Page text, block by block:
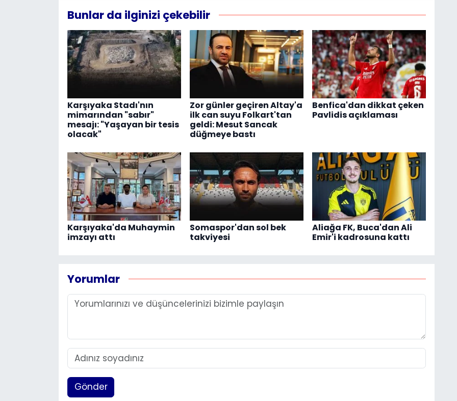
Bunlar da ilginizi çekebilir
Karşıyaka Stadı'nın
mimarından "sabır"
mesajı: "Yaşayan bir tesis
olacak"
Zor günler geçiren Altay'a
ilk can suyu Folkart'tan
geldi: Mesut Sancak
düğmeye bastı
Benfica'dan dikkat çeken
Pavlidis açıklaması
Karşıyaka'da Muhaymin
imzayı attı
Somaspor'dan sol bek
takviyesi
Aliağa FK, Buca'dan Ali
Emir'i kadrosuna kattı
Yorumlar
Gönder